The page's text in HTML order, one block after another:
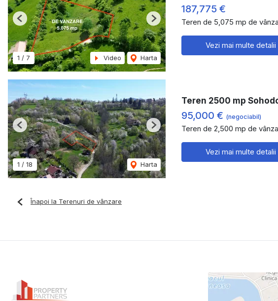
1 / 7 Video Harta
Previous Next
187,775 €
Teren de 5,075 mp de
Vezi mai multe detalii
1 / 18 Harta
Previous Next
Teren 2500 mp
95,000 € (negociabil)
Teren de 2,500 mp de
Vezi mai multe detalii
Înapoi la Terenuri de vânzare